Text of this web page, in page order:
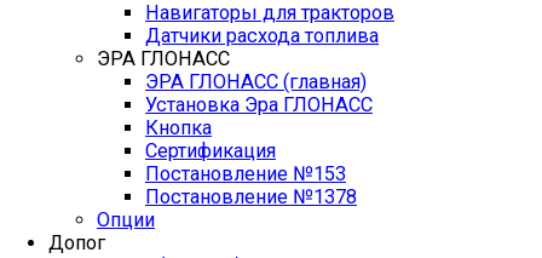
Навигаторы для тракторов
Датчики расхода топлива
ЭРА ГЛОНАСС
ЭРА ГЛОНАСС (главная)
Установка Эра ГЛОНАСС
Кнопка
Сертификация
Постановление №153
Постановление №1378
Опции
Допог